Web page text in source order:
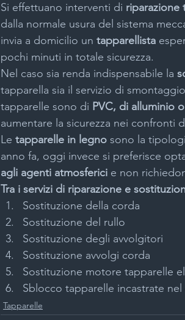
Si effettuano interventi di riparazione
dalla normale usura del sistema
invia a domicilio un tapparellista
pochi minuti in totale sicurezza.
Nel caso sia renda indispensabile la
tapparella sia il servizio di
tapparelle sono di PVC, di alluminio
aumentare la sicurezza nei confronti
Le tapparelle in legno sono la
anno fa, oggi invece si preferisce
agli agenti atmosferici e non
Tra i servizi di riparazione e
Sostituzione della corda
Sostituzione del rullo
Sostituzione degli avvolgitori
Sostituzione avvolgi corda
Sostituzione motore tapparelle
Sblocco tapparelle incastrate
Tapparelle